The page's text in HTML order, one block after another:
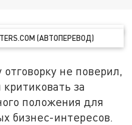
(АВТОПЕРЕВОД)
не поверил,
за
положения для
бизнес-интересов.